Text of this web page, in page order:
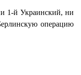
1-й Украинский, ни
операцию